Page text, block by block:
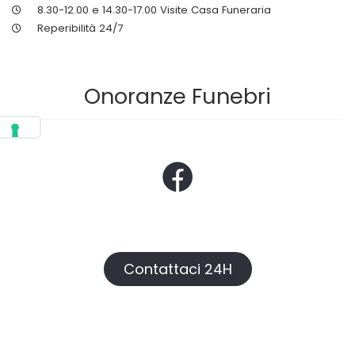
8.30-12.00 e 14.30-17.00 Visite Casa Funeraria
Reperibilità 24/7
Onoranze Funebri
Contattaci 24H